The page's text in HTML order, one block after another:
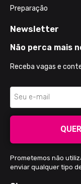
Preparação
Newsletter
Não perca mais
Receba vagas e
Prometemos não
enviar qualquer tipo de